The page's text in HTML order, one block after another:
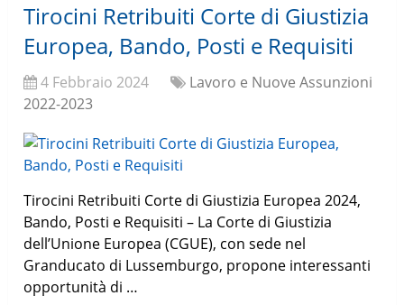
Tirocini Retribuiti Corte di Giustizia
Europea, Bando, Posti e Requisiti
4 Febbraio 2024
Lavoro e Nuove Assunzioni
2022-2023
Tirocini Retribuiti Corte di Giustizia Europea 2024,
Bando, Posti e Requisiti – La Corte di Giustizia
dell’Unione Europea (CGUE), con sede nel
Granducato di Lussemburgo, propone interessanti
opportunità di …